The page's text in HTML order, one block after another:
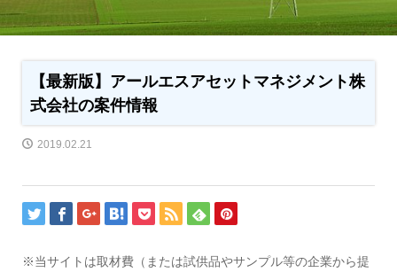
【最新版】アールエスアセットマネジメント株
式会社の案件情報
2019.02.21
※当サイトは取材費（または試供品やサンプル等の企業から提